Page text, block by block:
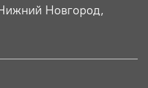
Новгород,